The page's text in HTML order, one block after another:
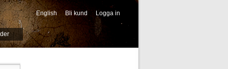
English Bli kund Logga in
-->